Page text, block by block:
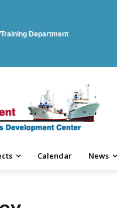
Department
Calendar News